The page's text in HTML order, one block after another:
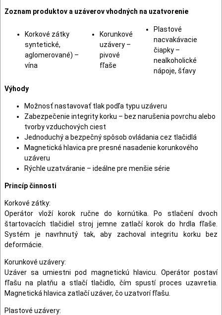
Zoznam produktov a uzáverov vhodných na uzatvorenie
Korkové zátky
syntetické,
aglomerované) –
vína
Korunkové
uzávery –
pivové
fľaše
Plastové
nacvakávacie
čiapky –
nealkoholické
nápoje, šťavy
Výhody
Možnosť nastavovať tlak podľa typu uzáveru
Zabezpečenie integrity korku – bez narušenia povrchu alebo
tvorby vzduchových ciest
Jednoduchý a bezpečný spôsob ovládania cez tlačidlá
Magnetická hlavica pre presné nasadenie korunkového
uzáveru
Rýchle uzatváranie – ideálne pre menšie série
Princíp činnosti
Korkové zátky:
Operátor vloží korok ručne do kornútika. Po stlačení dvoch
štartovacích tlačidiel stroj jemne zatlačí korok do hrdla fľaše.
Systém je navrhnutý tak, aby zachoval integritu korku bez
deformácie.
Korunkové uzávery:
Uzáver sa umiestni pod magnetickú hlavicu. Operátor postaví
fľašu na platňu a stlačí tlačidlo, čím spustí proces uzavretia.
Magnetická hlavica zatlačí uzáver, čo uzatvorí fľašu.
Plastové uzávery: